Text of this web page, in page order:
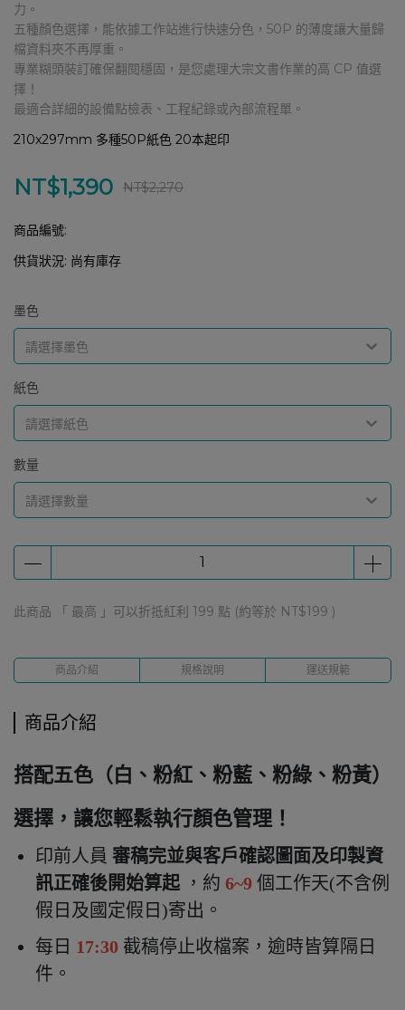
力。
五種顏色選擇，能依據工作站進行快速分色，50P 的薄度讓大量歸
檔資料夾不再厚重。
專業糊頭裝訂確保翻閱穩固，是您處理大宗文書作業的高 CP 值選
擇！
最適合詳細的設備點檢表、工程紀錄或內部流程單。
210x297mm 多種50P紙色 20本起印
NT$1,390 NT$2,270
商品編號:
供貨狀況: 尚有庫存
墨色
請選擇墨色
紙色
請選擇紙色
數量
請選擇數量
此商品 「 最高 」可以折抵紅利 199 點 (約等於 NT$199 )
商品介紹 規格說明 運送規範
商品介紹
搭配五色（白、粉紅、粉藍、粉綠、粉黃）
選擇，讓您輕鬆執行顏色管理！
印前人員 審稿完並與客戶確認圖面及印製資
訊正確後開始算起 ，約 6~9 個工作天(不含例
假日及國定假日)寄出 。
每日 17:30 截稿停止收檔案，逾時皆算隔日
件。